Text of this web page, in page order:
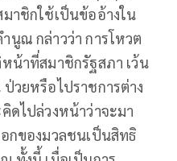
าชิกใช้เป็นข้ออ้างใน
นูณ กล่าวว่า การโหวต
น้าที่สมาชิกรัฐสภา เว้น
วยหรือไปราชการต่าง
ดไปล่วงหน้าว่าจะมา
กของมวลชนเป็นสิทธิ